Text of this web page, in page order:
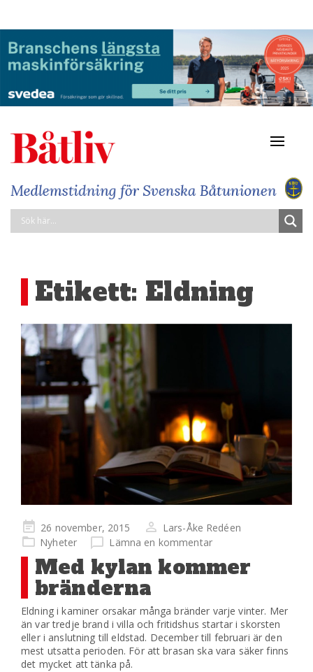
Etikett: Eldning
Publicerad
på
26 november, 2015
Lars-Åke Redéen
Nyheter
Lämna en kommentar
Med kylan kommer
bränderna
Eldning i kaminer orsakar många bränder varje vinter. Mer
än var tredje brand i villa och fritidshus startar i skorsten
eller i anslutning till eldstad. December till februari är den
mest utsatta perioden. För att brasan ska vara säker finns
det mycket att tänka på.